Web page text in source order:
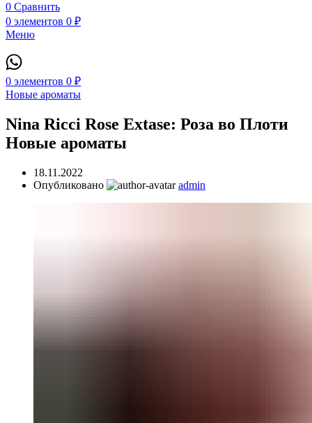
0 Сравнить
0 элементов 0 ₽
Меню
0 элементов 0 ₽
Новые ароматы
Nina Ricci Rose Extase: Роза во Плоти
Новые ароматы
18.11.2022
Опубликовано
admin